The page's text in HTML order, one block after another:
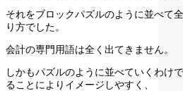
それをブロックパズルのように並べて
り方でした。
会計の専門用語は全く出てきません。
しかもパズルのように並べていくわけ
ることによりイメージしやすく、